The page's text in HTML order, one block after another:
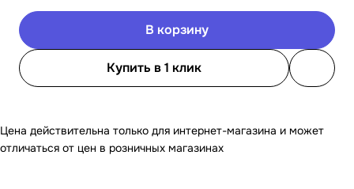
В корзину
Купить в 1 клик
Цена действительна только для интернет-магазина и может
отличаться от цен в розничных магазинах